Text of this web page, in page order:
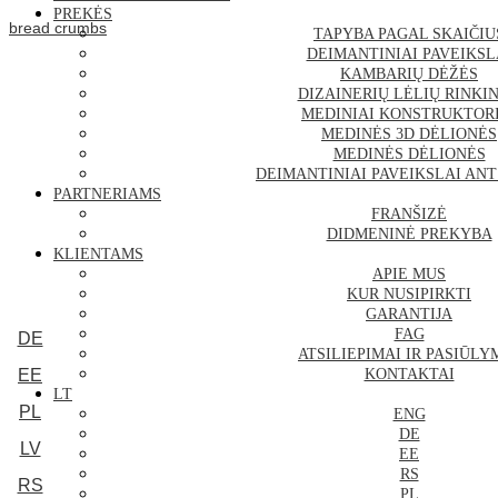
DE
EE
PL
LV
RS
bread crumbs
PREKĖS
TAPYBA PAGAL
DEIMANTINIAI
KAMBARIŲ DĖŽĖS
DIZAINERIŲ LĖLIŲ
MEDINIAI
MEDINĖS 3D DĖLIONĖS
MEDINĖS DĖLIONĖS
DEIMANTINIAI PAVEIKSLAI
PARTNERIAMS
FRANŠIZĖ
DIDMENINĖ PREKYBA
KLIENTAMS
APIE MUS
KUR NUSIPIRKTI
GARANTIJA
FAG
ATSILIEPIMAI IR
KONTAKTAI
LT
ENG
DE
EE
RS
PL